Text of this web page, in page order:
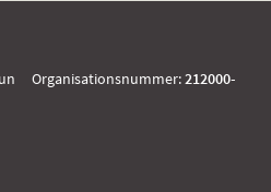
Organisationsnummer:212000-